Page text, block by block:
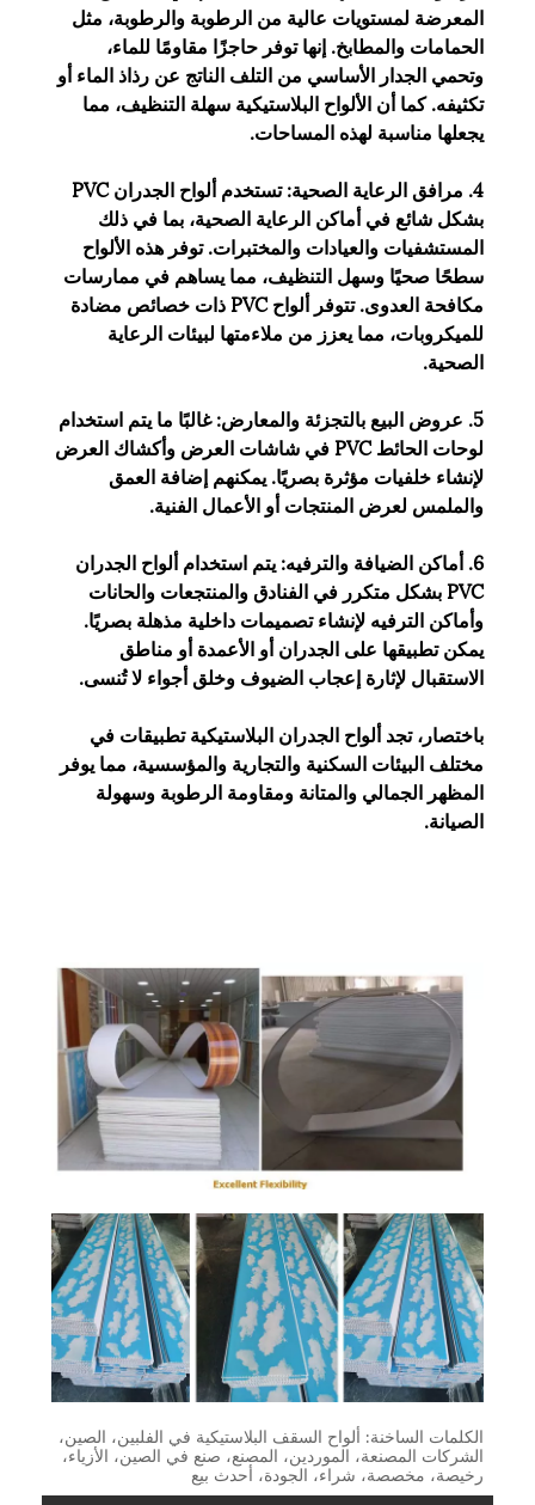
المعرضة لمستويات عالية من الرطوبة والرطوبة، مثل
الحمامات والمطابخ. إنها توفر حاجزًا مقاومًا للماء،
وتحمي الجدار الأساسي من التلف الناتج عن رذاذ الماء أو
تكثيفه. كما أن الألواح البلاستيكية سهلة التنظيف، مما
يجعلها مناسبة لهذه المساحات.
4. مرافق الرعاية الصحية: تستخدم ألواح الجدران PVC
بشكل شائع في أماكن الرعاية الصحية، بما في ذلك
المستشفيات والعيادات والمختبرات. توفر هذه الألواح
سطحًا صحيًا وسهل التنظيف، مما يساهم في ممارسات
مكافحة العدوى. تتوفر ألواح PVC ذات خصائص مضادة
للميكروبات، مما يعزز من ملاءمتها لبيئات الرعاية
الصحية.
5. عروض البيع بالتجزئة والمعارض: غالبًا ما يتم استخدام
لوحات الحائط PVC في شاشات العرض وأكشاك العرض
لإنشاء خلفيات مؤثرة بصريًا. يمكنهم إضافة العمق
والملمس لعرض المنتجات أو الأعمال الفنية.
6. أماكن الضيافة والترفيه: يتم استخدام ألواح الجدران
PVC بشكل متكرر في الفنادق والمنتجعات والحانات
وأماكن الترفيه لإنشاء تصميمات داخلية مذهلة بصريًا.
يمكن تطبيقها على الجدران أو الأعمدة أو مناطق
الاستقبال لإثارة إعجاب الضيوف وخلق أجواء لا تُنسى.
باختصار، تجد ألواح الجدران البلاستيكية تطبيقات في
مختلف البيئات السكنية والتجارية والمؤسسية، مما يوفر
المظهر الجمالي والمتانة ومقاومة الرطوبة وسهولة
الصيانة.
الكلمات الساخنة: ألواح السقف البلاستيكية في الفلبين، الصين،
الشركات المصنعة، الموردين، المصنع، صنع في الصين، الأزياء،
رخيصة، مخصصة، شراء، الجودة، أحدث بيع